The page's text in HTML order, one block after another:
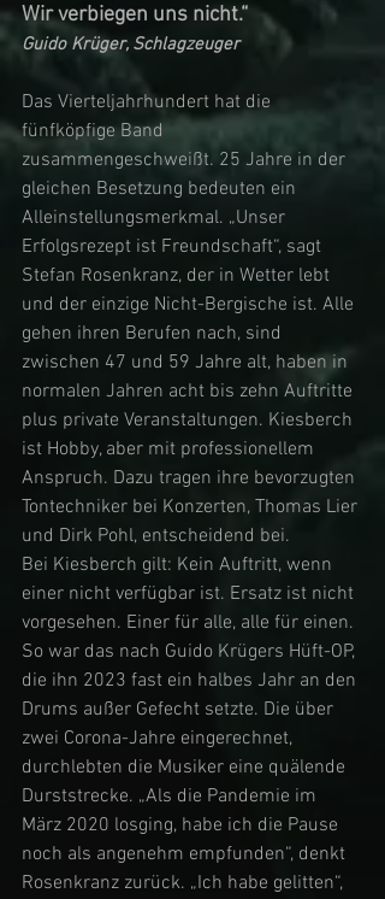
Wir verbiegen uns nicht.“
Guido Krüger, Schlagzeuger
Das Vierteljahrhundert hat die
fünfköpfige Band
zusammengeschweißt. 25 Jahre in der
gleichen Besetzung bedeuten ein
Alleinstellungsmerkmal. „Unser
Erfolgsrezept ist Freundschaft“, sagt
Stefan Rosenkranz, der in Wetter lebt
und der einzige Nicht-Bergische ist. Alle
gehen ihren Berufen nach, sind
zwischen 47 und 59 Jahre alt, haben in
normalen Jahren acht bis zehn Auftritte
plus private Veranstaltungen. Kiesberch
ist Hobby, aber mit professionellem
Anspruch. Dazu tragen ihre bevorzugten
Tontechniker bei Konzerten, Thomas Lier
und Dirk Pohl, entscheidend bei.
Bei Kiesberch gilt: Kein Auftritt, wenn
einer nicht verfügbar ist. Ersatz ist nicht
vorgesehen. Einer für alle, alle für einen.
So war das nach Guido Krügers Hüft-OP,
die ihn 2023 fast ein halbes Jahr an den
Drums außer Gefecht setzte. Die über
zwei Corona-Jahre eingerechnet,
durchlebten die Musiker eine quälende
Durststrecke. „Als die Pandemie im
März 2020 losging, habe ich die Pause
noch als angenehm empfunden“, denkt
Rosenkranz zurück. „Ich habe gelitten“,